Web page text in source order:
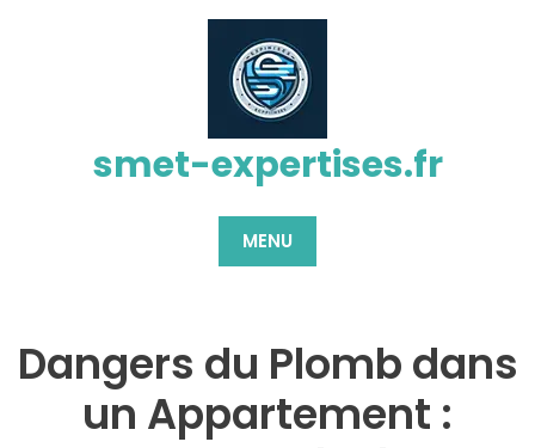
smet-expertises.fr
MENU
Dangers du Plomb dans
un Appartement :